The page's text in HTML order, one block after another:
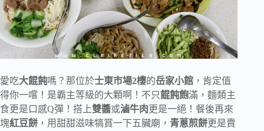
愛吃大餛飩嗎？那位於士東市場2樓的岳家小館 ，肯定值
得你一嚐！是霸主等級的大顆啊！不只餛飩飽滿，麵類主
食更是口感Q彈！搭上雙醬或滷牛肉更是一絕！餐後再來
塊紅豆餅 ，用甜甜滋味犒賞一下五臟廟， 青蔥煎餅更是賣